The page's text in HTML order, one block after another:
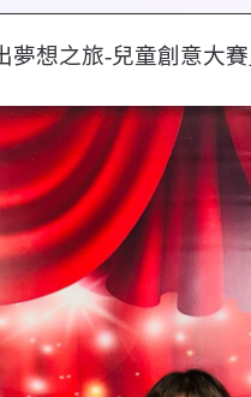
想之旅-兒童創意大